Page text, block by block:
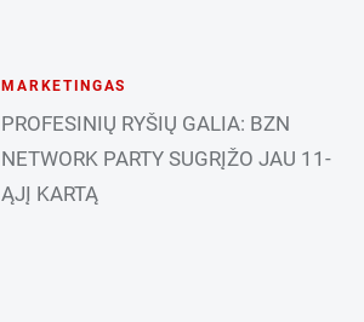
MARKETINGAS
PROFESINIŲ RYŠIŲ GALIA: BZN
NETWORK PARTY SUGRĮŽO JAU 11-
ĄJĮ KARTĄ